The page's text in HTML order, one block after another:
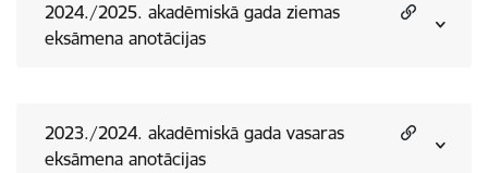
2024./2025. akadēmiskā gada ziemas
eksāmena anotācijas
2023./2024. akadēmiskā gada vasaras
eksāmena anotācijas